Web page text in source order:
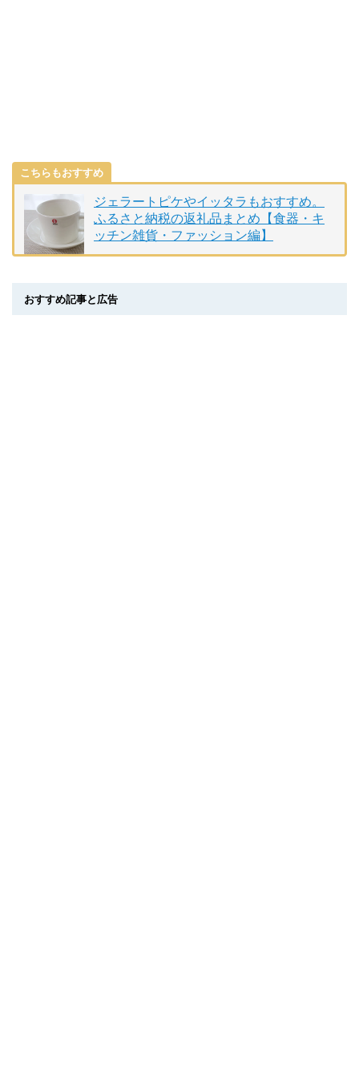
こちらもおすすめ
ジェラートピケやイッタラもおすすめ。
ふるさと納税の返礼品まとめ【食器・キ
ッチン雑貨・ファッション編】
おすすめ記事と広告